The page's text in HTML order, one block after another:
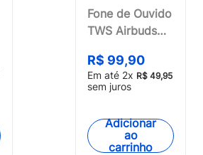
Fone de Ouvido
TWS Airbuds
Multilaser -
PH326
R$ 99,90
Em até 2x R$ 49,95
sem juros
Adicionar
ao
carrinho